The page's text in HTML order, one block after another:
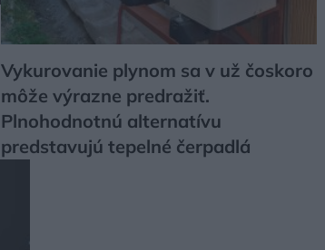
Vykurovanie plynom sa v už čoskoro
môže výrazne predražiť.
Plnohodnotnú alternatívu
predstavujú tepelné čerpadlá